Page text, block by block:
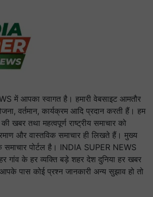
में आपका स्वागत है। हमारी वेबसाइट आमतौर
वर्तमान, कार्यक्रम आदि प्रदान करती हैं। हम
खबर तथा महत्वपूर्ण राष्ट्रीय समाचार को
और वास्तविक समाचार ही लिखते हैं। मुख्य
समाचार पोर्टल है। INDIA SUPER NEWS
गांव के हर व्यक्ति बड़े शहर देश दुनिया हर खबर
पास कोई प्रश्न जानकारी अन्य सुझाव हो तो